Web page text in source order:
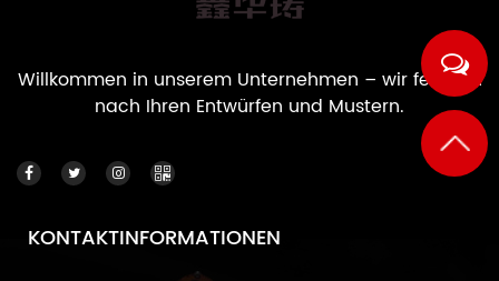
Willkommen in unserem Unternehmen – wir fertigen
nach Ihren Entwürfen und Mustern.
KONTAKTINFORMATIONEN